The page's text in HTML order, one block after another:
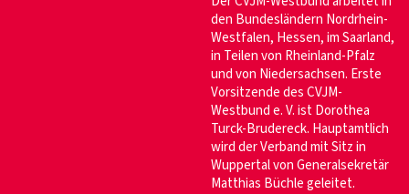
den Bundesländern Nordrhein-
Westfalen, Hessen, im Saarland,
in Teilen von Rheinland-Pfalz
und von Niedersachsen. Erste
Vorsitzende des CVJM-
Westbund e. V. ist Dorothea
Turck-Brudereck. Hauptamtlich
wird der Verband mit Sitz in
Wuppertal von Generalsekretär
Matthias Büchle geleitet.